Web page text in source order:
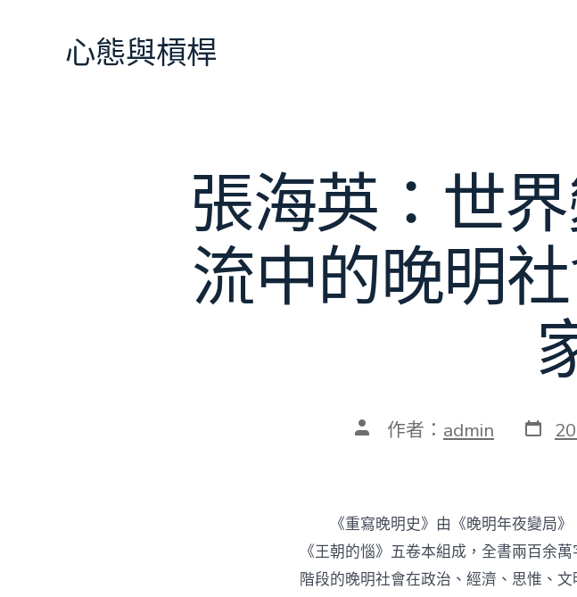
心態與槓桿
張海英：世
流中的晚明
文 作者： admin 發
表
《重寫晚明史》由《晚明年夜變局
《王朝的惱》五卷本組成，全書兩百余
階段的晚明社會在政治、經濟、思惟、